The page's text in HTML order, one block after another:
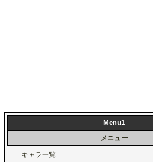
Menu1
メニュー
キャラ一覧